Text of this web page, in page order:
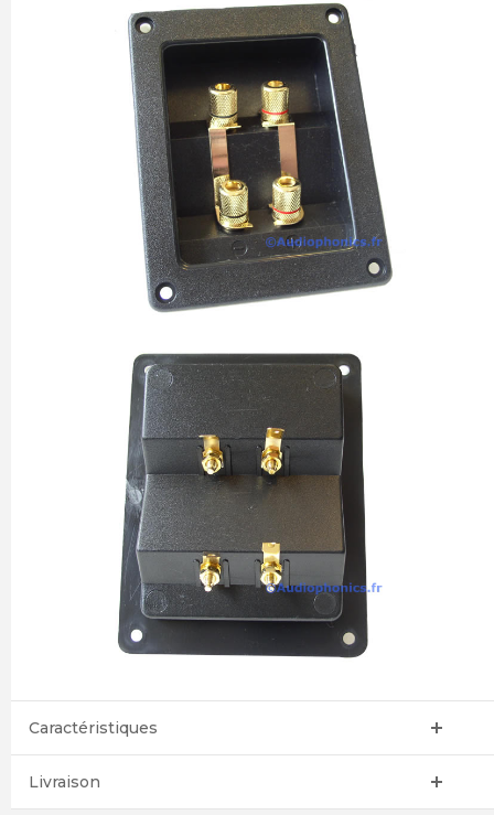
Caractéristiques
Livraison